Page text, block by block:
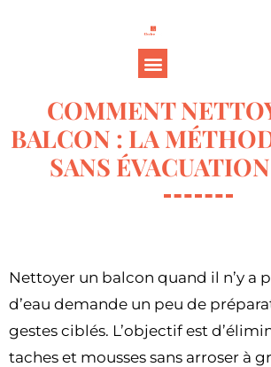
COMMENT
BALCON : LA
SANS
Nettoyer un balcon quand il n’y a
d’eau demande un peu de
gestes ciblés. L’objectif est
taches et mousses sans arroser à